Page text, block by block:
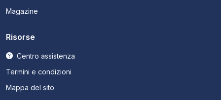
Magazine
Risorse
Centro assistenza
Termini e condizioni
Mappa del sito